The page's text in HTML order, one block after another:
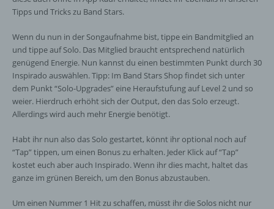
Tipps und Tricks zu Band Stars.
Wenn du nun in der Songaufnahme bist, tippe ein Bandmitglied an
und tippe auf Solo. Das Mitglied braucht entsprechend natürlich
genügend Energie. Nun kannst du einen bestimmten Punkt durch 30
Inspirado auswählen. Tipp: Im Band Stars Shop findet sich unter
dem Punkt “Solo-Upgrades” eine Heraufstufung auf Level 2 und so
weier. Hierdruch erhöht sich der Output, den das Solo erzeugt.
Allerdings wird auch mehr Energie benötigt.
Habt ihr nun also das Solo gestartet, könnt ihr optional noch auf
“Tap” tippen, um einen Bonus zu erhalten. Jeder Klick auf “Tap”
kostet euch aber auch Inspirado. Wenn ihr dies macht, haltet das
ganze im grünen Bereich, um den Bonus abzustauben.
Um einen Nummer 1 Hit zu schaffen, müsst ihr die Solos nicht nur
personenbezogener Daten in einer Weise,
auf welche die personenbezogenen Daten
ohne Hinzuziehung zusätzlicher
Informationen nicht mehr einer spezifischen
betroffenen Person zugeordnet werden
können, sofern diese zusätzlichen
Informationen gesondert aufbewahrt werden
Maßnahmen unterliegen, die gewährleisten,
dass die personenbezogenen Daten nicht
einer identifizierten oder identifizierbaren
natürlichen Person zugewiesen werden.